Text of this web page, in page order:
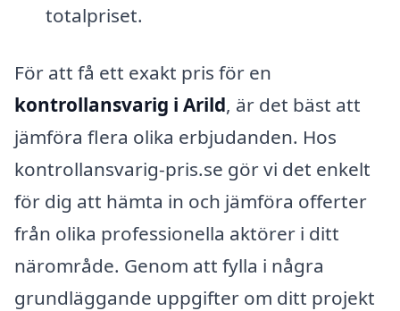
totalpriset.
För att få ett exakt pris för en
kontrollansvarig i Arild, är det bäst att
jämföra flera olika erbjudanden. Hos
kontrollansvarig-pris.se gör vi det enkelt
för dig att hämta in och jämföra offerter
från olika professionella aktörer i ditt
närområde. Genom att fylla i några
grundläggande uppgifter om ditt projekt